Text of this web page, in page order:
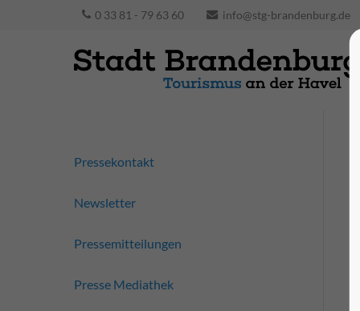
0 33 81 - 79 63 60 info@stg-brandenburg.de
Pressekontakt
Newsletter
Pressemitteilungen
Presse Mediathek